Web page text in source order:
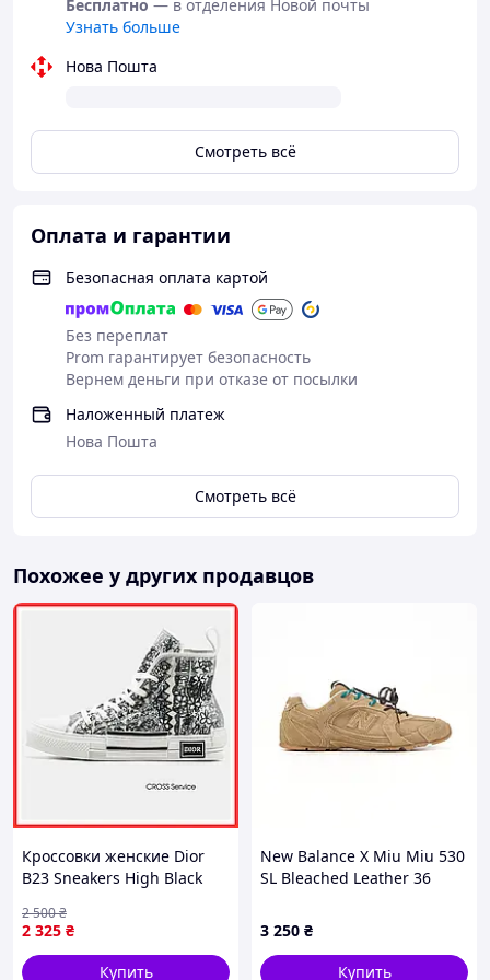
Бесплатно — в отделения Новой почты
Узнать больше
Нова Пошта
Смотреть всё
Оплата и гарантии
Безопасная оплата картой
Без переплат
Prom гарантирует безопасность
Вернем деньги при отказе от посылки
Наложенный платеж
Нова Пошта
Смотреть всё
Похожее у других продавцов
Кроссовки женские Dior
B23 Sneakers High Black
белые с черным высокие
2 325 ₴
2 500₴
Купить
New Balance X Miu Miu 530
SL Bleached Leather 36
3 250 ₴
Купить